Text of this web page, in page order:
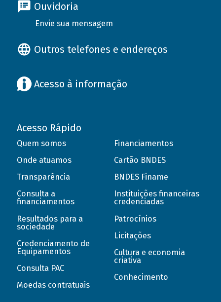
Ouvidoria
Envie sua mensagem
Outros telefones e endereços
Acesso à informação
Acesso Rápido
Quem somos
Onde atuamos
Transparência
Consulta a
financiamentos
Resultados para a
sociedade
Credenciamento de
Equipamentos
Consulta PAC
Moedas contratuais
Financiamentos
Cartão BNDES
BNDES Finame
Instituições financeiras
credenciadas
Patrocínios
Licitações
Cultura e economia
criativa
Conhecimento